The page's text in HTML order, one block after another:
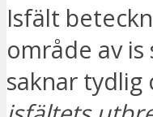
Isfält
område av
saknar tydlig